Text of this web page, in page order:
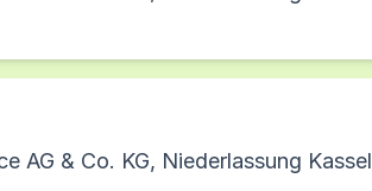
AG & Co. KG, Niederlassung Kassel